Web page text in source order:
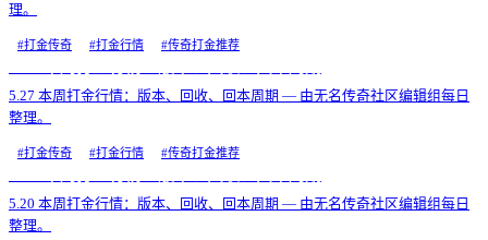
理。
#打金传奇 #打金行情 #传奇打金推荐
5.27 本周打金行情：版本、回收、回本周期 — 由无名传奇社区编辑组每日
整理。
#打金传奇 #打金行情 #传奇打金推荐
5.20 本周打金行情：版本、回收、回本周期 — 由无名传奇社区编辑组每日
整理。